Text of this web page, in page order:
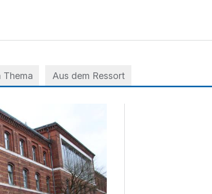
Thema Aus dem Ressort